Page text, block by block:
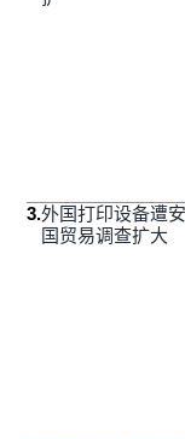
3.外国打印设备遭
国贸易调查扩大